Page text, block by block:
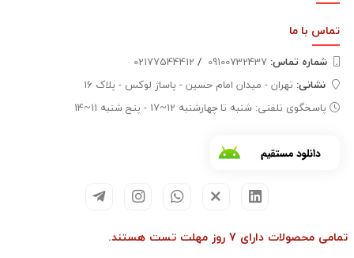
تماس با ما
شماره تماس‌: /
02177544412
نشانی: تهران - میدان امام حسین - پاساژ لوکس - پلاک 16
پاسخگوی تلفنی: شنبه تا چهارشنبه 12~17 - پنج شنبه 11~14
تمامی محصولات دارای 7 روز مهلت تست هستند.